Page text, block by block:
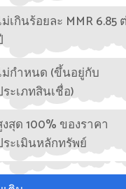
เกินร้อยละ MMR 6.85
กำหนด (ขึ้นอยู่กับ
ะเภทสินเชื่อ)
สุด 100% ของราคา
ะเมินหลักทรัพย์